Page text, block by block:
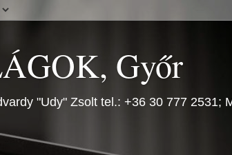
Győr
"Udy" Zsolt tel.: +36 30 777 2531;